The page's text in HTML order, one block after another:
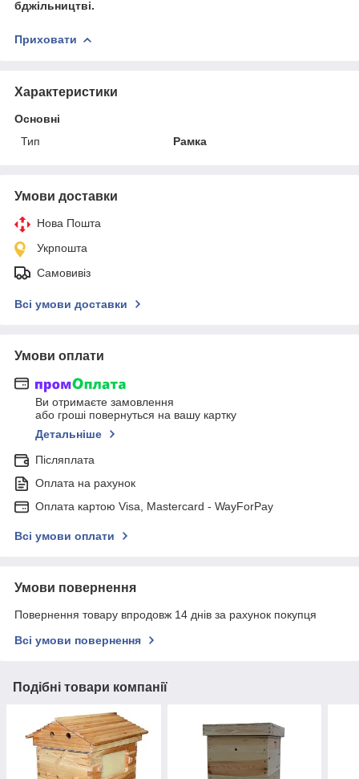
бджільництві.
Приховати
Характеристики
Основні
Тип
Рамка
Умови доставки
Нова Пошта
Укрпошта
Самовивіз
Всі умови доставки
Умови оплати
Ви отримаєте замовлення
або гроші повернуться на вашу картку
Детальніше
Післяплата
Оплата на рахунок
Оплата картою Visa, Mastercard - WayForPay
Всі умови оплати
Умови повернення
Повернення товару впродовж 14 днів за рахунок покупця
Всі умови повернення
Подібні товари компанії